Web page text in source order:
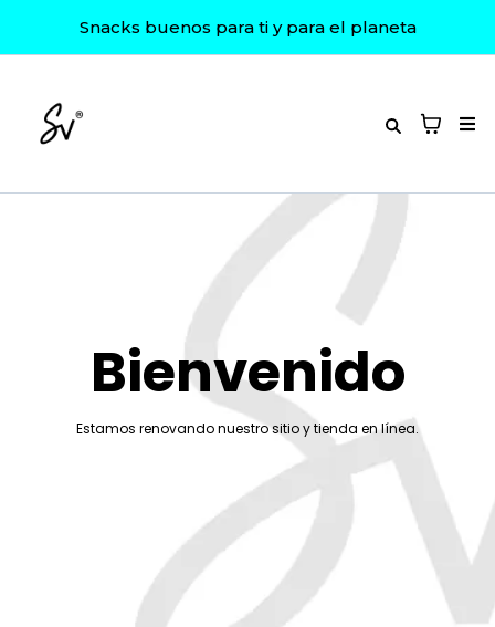
Snacks buenos para ti y para el planeta
Bienvenido
Estamos renovando nuestro sitio y tienda en línea.